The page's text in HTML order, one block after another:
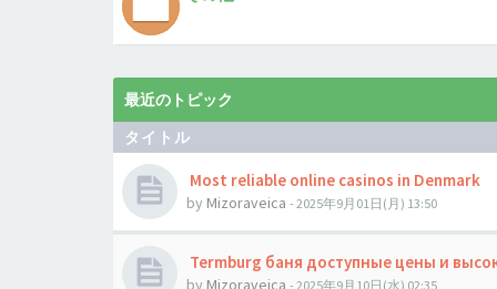
最近のトピック
タイトル
Most reliable online casinos in Denmark
by Mizoraveica - 2025年9月01日(月) 13:50
Termburg баня доступные цены и
by Mizoraveica - 2025年9月10日(水) 02:35